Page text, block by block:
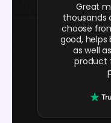
Great
thousands
choose
good,
as well
product